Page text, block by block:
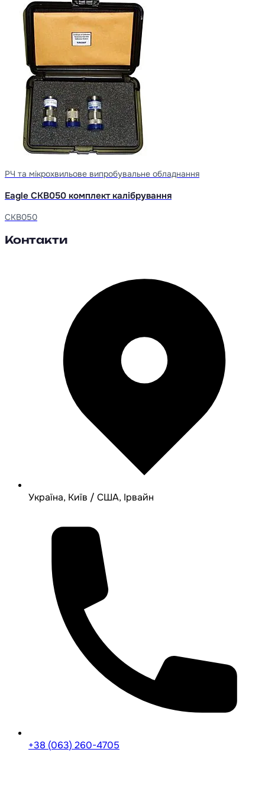
РЧ та мікрохвильове випробувальне обладнання
Eagle CKB050 комплект калібрування
CKB050
Контакти
Україна, Київ / США, Ірвайн
+38 (063) 260-4705